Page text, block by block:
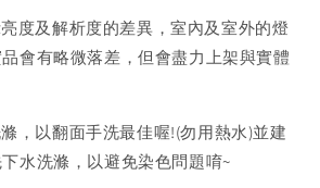
度及解析度的差異，室內及室外的燈
會有略微落差，但會盡力上架與實體
，以翻面手洗最佳喔!(勿用熱水)並建
水洗滌，以避免染色問題唷~